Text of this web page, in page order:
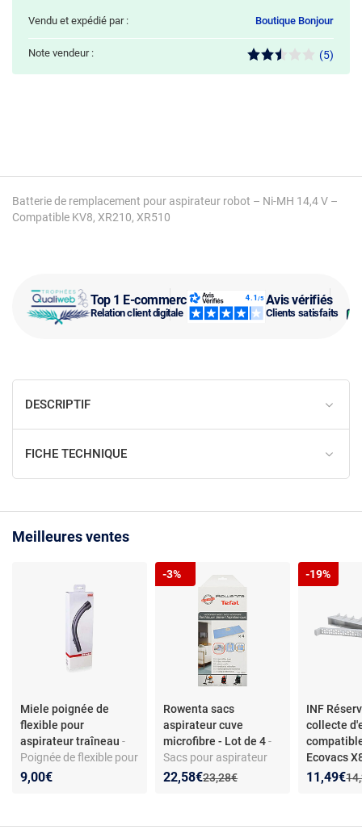
Top 1 E-commerce
Relation client digitale
Avis vérifiés
Clients satisfaits
Batterie de remplacement pour aspirateur robot – Ni-MH 14,4 V –
Compatible KV8, XR210, XR510
Vendu et expédié par : Boutique Bonjour
Note vendeur : (5)
DESCRIPTIF
FICHE TECHNIQUE
Meilleures ventes
Miele poignée de
flexible pour
aspirateur traîneau -
Poignée de flexible pour
aspirateur traîneau -
9,00€
Rowenta sacs
aspirateur cuve
microfibre - Lot de 4-
Sacs pour aspirateur
cuve en microfibre -
Ancien prix :
23,28€
Nouveau prix :
22,58€
Réduction de :
-3%
INF
collecte
Ecovacs
X9 T80 -
Nouveau
11,49€
-19%